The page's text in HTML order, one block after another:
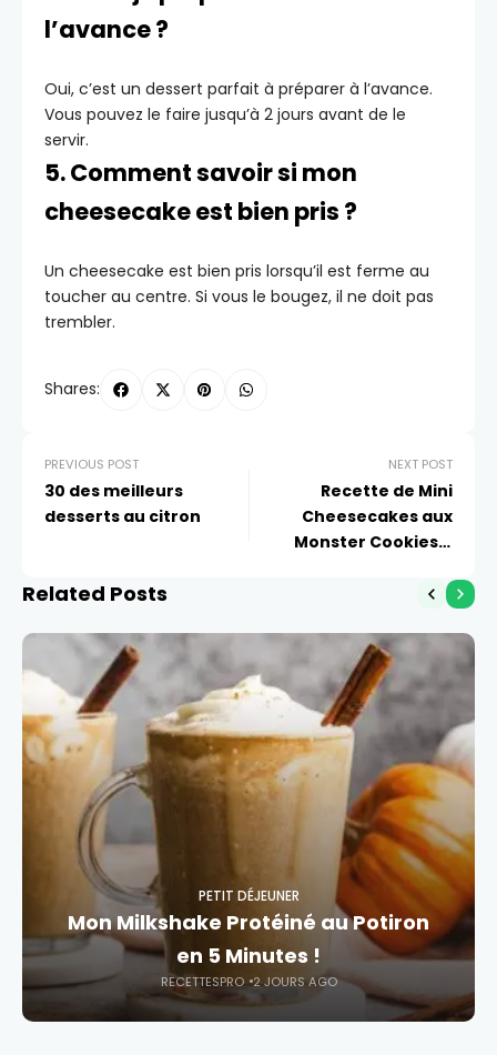
l’avance ?
Oui, c’est un dessert parfait à préparer à l’avance.
Vous pouvez le faire jusqu’à 2 jours avant de le
servir.
5. Comment savoir si mon
cheesecake est bien pris ?
Un cheesecake est bien pris lorsqu’il est ferme au
toucher au centre. Si vous le bougez, il ne doit pas
trembler.
Shares:
PREVIOUS POST
30 des meilleurs
desserts au citron
NEXT POST
Recette de Mini
Cheesecakes aux
Monster Cookies –
Related Posts
PETIT DÉJEUNER
Mon Milkshake Protéiné au Potiron
en 5 Minutes !
RECETTESPRO 2 JOURS AGO